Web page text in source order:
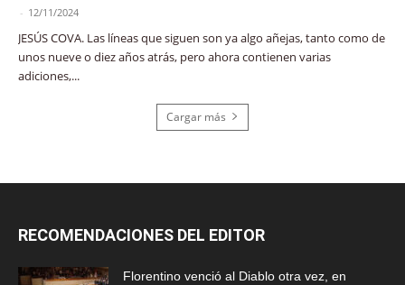
- 12/11/2024
JESÚS COVA. Las líneas que siguen son ya algo añejas, tanto como de
unos nueve o diez años atrás, pero ahora contienen varias
adiciones,...
Cargar más
RECOMENDACIONES DEL EDITOR
Florentino venció al Diablo otra vez, en